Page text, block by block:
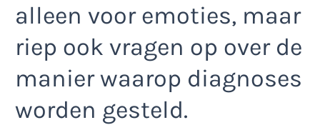
alleen voor emoties, maar
riep ook vragen op over de
manier waarop diagnoses
worden gesteld.